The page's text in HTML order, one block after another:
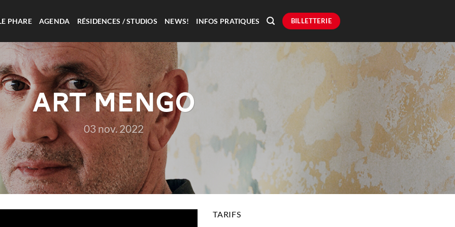
PHARE AGENDA RÉSIDENCES / STUDIOS NEWS! INFOS PRATIQUES BILLETTERIE
ART MENGO
03 nov. 2022
TARIFS